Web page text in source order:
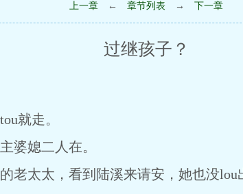
上一章 ← 章节列表 → 下一章
过继孩子？
就走。
媳二人在。
太太，看到陆溪来请安，她也没lou